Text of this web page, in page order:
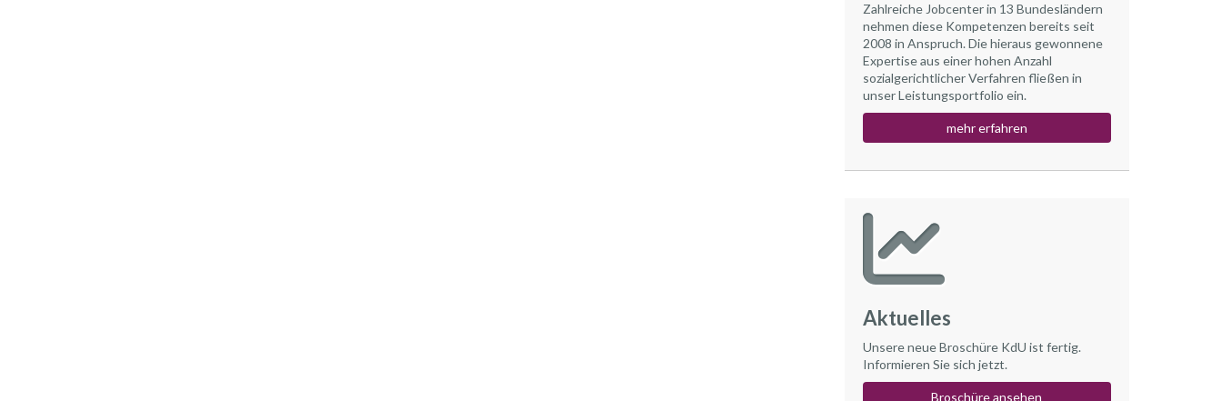
Zahlreiche Jobcenter in 13 Bundesländern
nehmen diese Kompetenzen bereits seit
2008 in Anspruch. Die hieraus gewonnene
Expertise aus einer hohen Anzahl
sozialgerichtlicher Verfahren fließen in
unser Leistungsportfolio ein.
mehr erfahren
Aktuelles
Unsere neue Broschüre KdU ist fertig.
Informieren Sie sich jetzt.
Broschüre ansehen